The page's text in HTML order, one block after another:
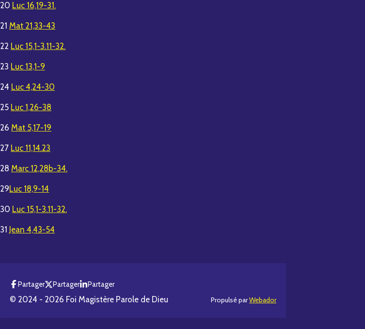
20 Luc 16,19-31.
21Mat 21,33-43
22 Luc 15,1-3.11-32.
23 Luc 13,1-9
24 Luc 4,24-30
25 Luc 1,26-38
26Mat 5,17-19
27 Luc 11,14.23
28Marc 12,28b-34.
29Luc 18,9-14
30 Luc 15,1-3.11-32.
31 Jean 4,43-54
Partager Partager Partager
© 2024 - 2026 Foi Magistère Parole de Dieu Propulsé parWebador